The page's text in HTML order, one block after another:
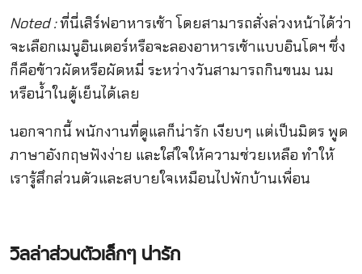
Noted :ที่นี่เสิร์ฟอาหารเช้า โดยสามารถสั่งล่วงหน้าได้ว่า
จะเลือกเมนูอินเตอร์หรือจะลองอาหารเช้าแบบอินโดฯ ซึ่ง
ก็คือข้าวผัดหรือผัดหมี่ ระหว่างวันสามารถกินขนม นม
หรือน้ำในตู้เย็นได้เลย
นอกจากนี้ พนักงานที่ดูแลก็น่ารัก เงียบๆ แต่เป็นมิตร พูด
ภาษาอังกฤษฟังง่าย และใส่ใจให้ความช่วยเหลือ ทำให้
เรารู้สึกส่วนตัวและสบายใจเหมือนไปพักบ้านเพื่อน
วิลล่าส่วนตัวเล็กๆ น่ารัก